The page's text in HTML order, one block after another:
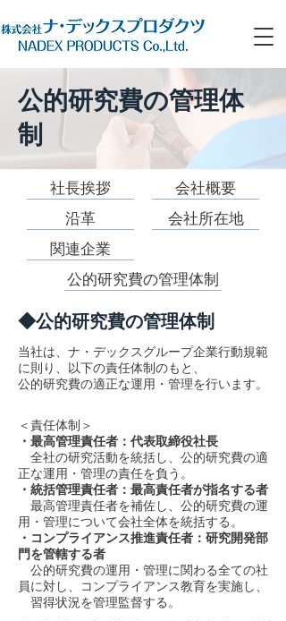
公的研究費の管理体
制
社長挨拶
沿革
会社概要
会社所在地
関連企業
公的研究費の管理体制
​◆公的研究費の管理体制
当社は、ナ・デックスグループ企業行動規範
に則り、以下の責任体制のもと、
公的研究費の適正な運用​・管理を行います。
＜責任体制＞
・最高管理責任者：代表取締役社長
全社の研究活動を統括し、公的研究費の適
正な運用・管理の責任を負う。
・統括管理責任者：最高責任者が指名する者
最高管理責任者を補佐し、公的研究費の運
用・管理について会社全体を統括する。
・コンプライアンス推進責任者：研究開発部
門を管轄する者
公的研究費の運用・管理に関わる全ての社
員に対し、コンプライアンス教育を実施し、
習得状況を管理監督する。